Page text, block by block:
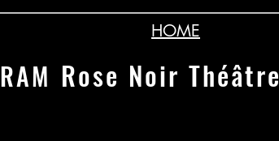
HOME
Rose Noir Théâtre